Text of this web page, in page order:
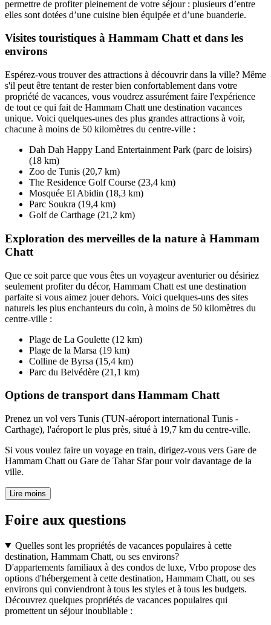
permettre de profiter pleinement de votre séjour : plusieurs d’entre
elles sont dotées d’une cuisine bien équipée et d’une buanderie.
Visites touristiques à Hammam Chatt et dans les
environs
Espérez-vous trouver des attractions à découvrir dans la ville? Même
s'il peut être tentant de rester bien confortablement dans votre
propriété de vacances, vous voudrez assurément faire l'expérience
de tout ce qui fait de Hammam Chatt une destination vacances
unique. Voici quelques-unes des plus grandes attractions à voir,
chacune à moins de 50 kilomètres du centre-ville :
Dah Dah Happy Land Entertainment Park (parc de loisirs)
(18 km)
Zoo de Tunis (20,7 km)
The Residence Golf Course (23,4 km)
Mosquée El Abidin (18,3 km)
Parc Soukra (19,4 km)
Golf de Carthage (21,2 km)
Exploration des merveilles de la nature à Hammam
Chatt
Que ce soit parce que vous êtes un voyageur aventurier ou désiriez
seulement profiter du décor, Hammam Chatt est une destination
parfaite si vous aimez jouer dehors. Voici quelques-uns des sites
naturels les plus enchanteurs du coin, à moins de 50 kilomètres du
centre-ville :
Plage de La Goulette (12 km)
Plage de la Marsa (19 km)
Colline de Byrsa (15,4 km)
Parc du Belvédère (21,1 km)
Options de transport dans Hammam Chatt
Prenez un vol vers Tunis (TUN-aéroport international Tunis -
Carthage), l'aéroport le plus près, situé à 19,7 km du centre-ville.
Si vous voulez faire un voyage en train, dirigez-vous vers Gare de
Hammam Chatt ou Gare de Tahar Sfar pour voir davantage de la
ville.
Lire moins
Foire aux questions
Quelles sont les propriétés de vacances populaires à cette
destination, Hammam Chatt, ou ses environs?
D'appartements familiaux à des condos de luxe, Vrbo propose des
options d'hébergement à cette destination, Hammam Chatt, ou ses
environs qui conviendront à tous les styles et à tous les budgets.
Découvrez quelques propriétés de vacances populaires qui
promettent un séjour inoubliable :